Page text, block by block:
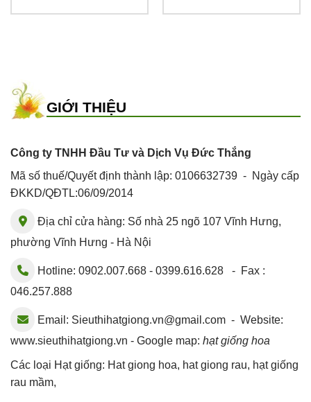
GIỚI THIỆU
Công ty TNHH Đầu Tư và Dịch Vụ Đức Thắng
Mã số thuế/Quyết định thành lập: 0106632739 - Ngày cấp
ĐKKD/QĐTL:06/09/2014
Địa chỉ cửa hàng: Số nhà 25 ngõ 107 Vĩnh Hưng,
phường Vĩnh Hưng - Hà Nội
Hotline: 0902.007.668 - 0399.616.628 - Fax :
046.257.888
Email: Sieuthihatgiong.vn@gmail.com - Website:
www.sieuthihatgiong.vn - Google map: hạt giống hoa
Các loại Hạt giống: Hat giong hoa, hat giong rau, hạt giống
rau mầm,